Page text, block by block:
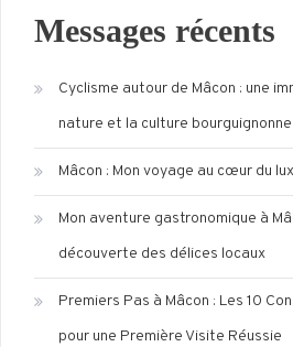
Messages récents
Cyclisme autour de Mâcon : une
nature et la culture bourguignonne
Mâcon : Mon voyage au cœur du
Mon aventure gastronomique à
découverte des délices locaux
Premiers Pas à Mâcon : Les 10
pour une Première Visite Réussie